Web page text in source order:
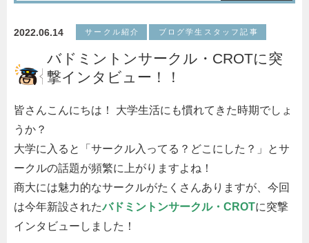
2022.06.14 サークル紹介 ブログ学生スタッフ記事
バドミントンサークル・CROTに突
撃インタビュー！！
皆さんこんにちは！ 大学生活にも慣れてきた時期でしょ
うか？
大学に入ると「サークル入ってる？どこにした？」とサ
ークルの話題が頻繁に上がりますよね！
商大には魅力的なサークルがたくさんありますが、今回
は今年新設されたバドミントンサークル・CROTに突撃
インタビューしました！